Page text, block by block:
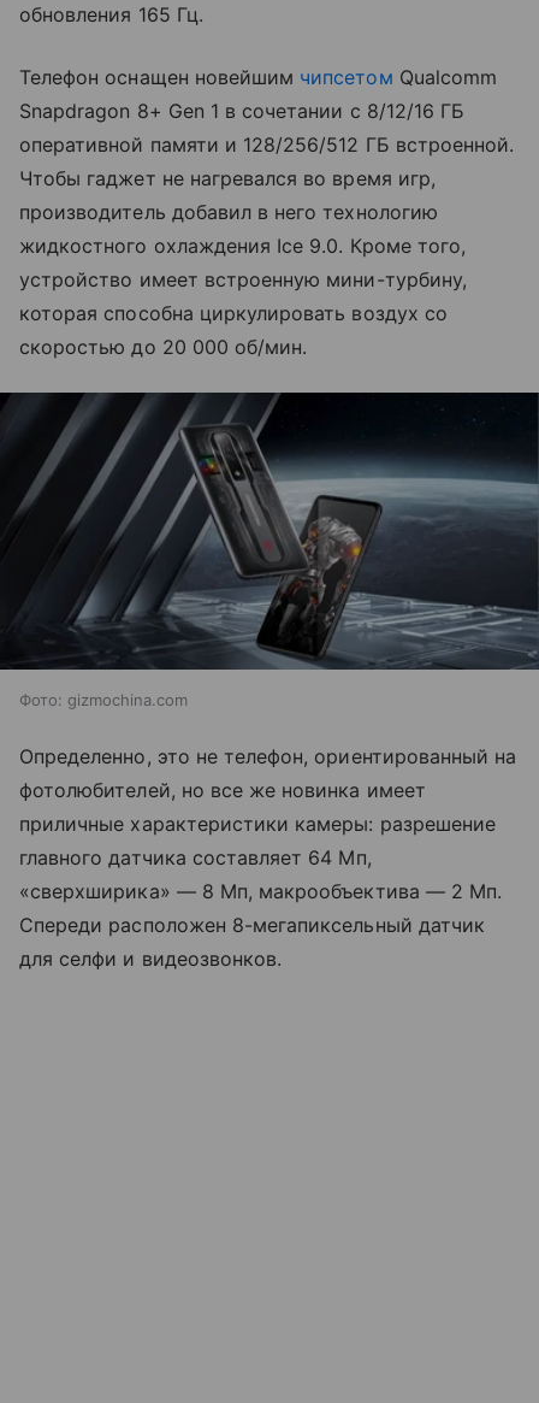
обновления 165 Гц.
Телефон оснащен новейшим чипсетом Qualcomm
Snapdragon 8+ Gen 1 в сочетании с 8/12/16 ГБ
оперативной памяти и 128/256/512 ГБ встроенной.
Чтобы гаджет не нагревался во время игр,
производитель добавил в него технологию
жидкостного охлаждения Ice 9.0. Кроме того,
устройство имеет встроенную мини-турбину,
которая способна циркулировать воздух со
скоростью до 20 000 об/мин.
Фото: gizmochina.com
Определенно, это не телефон, ориентированный на
фотолюбителей, но все же новинка имеет
приличные характеристики камеры: разрешение
главного датчика составляет 64 Мп,
«сверхширика» — 8 Мп, макрообъектива — 2 Мп.
Спереди расположен 8-мегапиксельный датчик
для селфи и видеозвонков.